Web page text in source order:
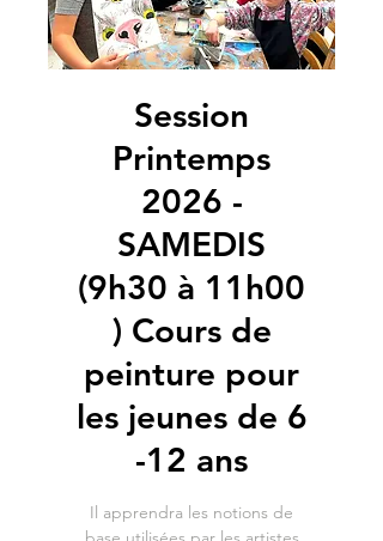
Session
Printemps
2026 -
SAMEDIS
(9h30 à 11h00
) Cours de
peinture pour
les jeunes de 6
-12 ans
Il apprendra les notions de